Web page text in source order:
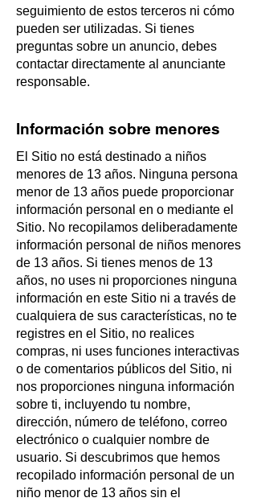
seguimiento de estos terceros ni cómo
pueden ser utilizadas. Si tienes
preguntas sobre un anuncio, debes
contactar directamente al anunciante
responsable.
Información sobre menores
El Sitio no está destinado a niños
menores de 13 años. Ninguna persona
menor de 13 años puede proporcionar
información personal en o mediante el
Sitio. No recopilamos deliberadamente
información personal de niños menores
de 13 años. Si tienes menos de 13
años, no uses ni proporciones ninguna
información en este Sitio ni a través de
cualquiera de sus características, no te
registres en el Sitio, no realices
compras, ni uses funciones interactivas
o de comentarios públicos del Sitio, ni
nos proporciones ninguna información
sobre ti, incluyendo tu nombre,
dirección, número de teléfono, correo
electrónico o cualquier nombre de
usuario. Si descubrimos que hemos
recopilado información personal de un
niño menor de 13 años sin el